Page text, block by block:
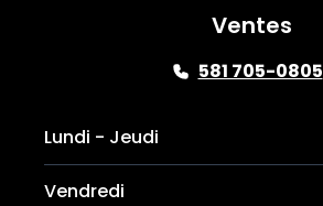
Ventes
581 705-0805
Lundi - Jeudi
Vendredi